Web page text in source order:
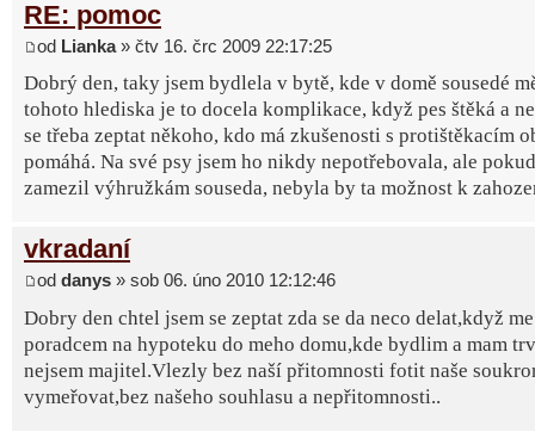
RE: pomoc
od Lianka» čtv 16. črc 2009 22:17:25
Dobrý den, taky jsem bydlela v bytě, kde v domě sousedé
tohoto hlediska je to docela komplikace, když pes štěká a
se třeba zeptat někoho, kdo má zkušenosti s protištěkacím
pomáhá. Na své psy jsem ho nikdy nepotřebovala, ale
zamezil výhružkám souseda, nebyla by ta možnost k
vkradaní
od danys » sob 06. úno 2010 12:12:46
Dobry den chtel jsem se zeptat zda se da neco delat,když
poradcem na hypoteku do meho domu,kde bydlim a mam
nejsem majitel.Vlezly bez naší přitomnosti fotit naše
vymeřovat,bez našeho souhlasu a nepřitomnosti..